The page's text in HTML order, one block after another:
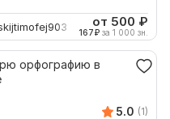
от 500 ₽
167₽ за 1 000 зн.
орфографию в
5.0 (1)